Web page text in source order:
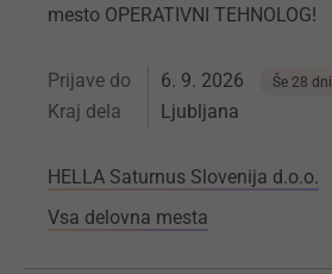
mesto OPERATIVNI TEHNOLOG!
Prijave do 6. 9. 2026 Še 28 dni
Kraj dela Ljubljana
HELLA Saturnus Slovenija d.o.o.
Vsa delovna mesta